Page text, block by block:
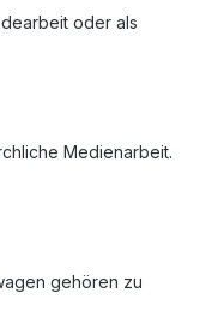
oder als
Medienarbeit.
gehören zu